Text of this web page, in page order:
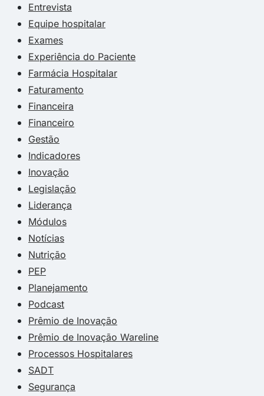
Entrevista
Equipe hospitalar
Exames
Experiência do Paciente
Farmácia Hospitalar
Faturamento
Financeira
Financeiro
Gestão
Indicadores
Inovação
Legislação
Liderança
Módulos
Notícias
Nutrição
PEP
Planejamento
Podcast
Prêmio de Inovação
Prêmio de Inovação Wareline
Processos Hospitalares
SADT
Segurança